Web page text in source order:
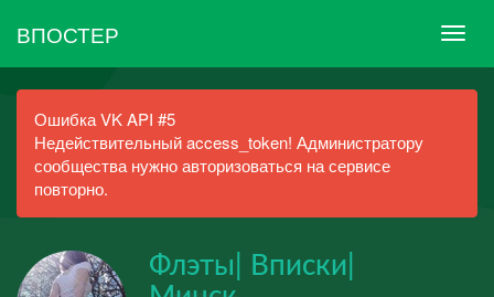
ВПОСТЕР
Ошибка VK API #5
Недействительный access_token! Администратору
сообщества нужно авторизоваться на сервисе
повторно.
Флэты| Вписки|